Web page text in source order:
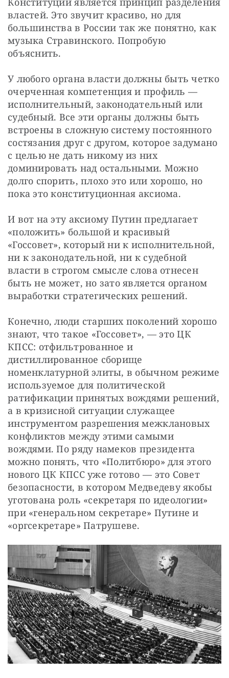
властей. Это звучит красиво, но для
большинства в России так же понятно, как
музыка Стравинского. Попробую
объяснить.
У любого органа власти должны быть четко
очерченная компетенция и профиль —
исполнительный, законодательный или
судебный. Все эти органы должны быть
встроены в сложную систему постоянного
состязания друг с другом, которое задумано
с целью не дать никому из них
доминировать над остальными. Можно
долго спорить, плохо это или хорошо, но
пока это конституционная аксиома.
И вот на эту аксиому Путин предлагает
«положить» большой и красивый
«Госсовет», который ни к исполнительной,
ни к законодательной, ни к судебной
власти в строгом смысле слова отнесен
быть не может, но зато является органом
выработки стратегических решений.
Конечно, люди старших поколений хорошо
знают, что такое «Госсовет», — это ЦК
КПСС: отфильтрованное и
дистиллированное сборище
номенклатурной элиты, в обычном режиме
используемое для политической
ратификации принятых вождями решений,
а в кризисной ситуации служащее
инструментом разрешения межклановых
конфликтов между этими самыми
вождями. По ряду намеков президента
можно понять, что «Политбюро» для этого
нового ЦК КПСС уже готово — это Совет
безопасности, в котором Медведеву якобы
уготована роль «секретаря по идеологии»
при «генеральном секретаре» Путине и
«оргсекретаре» Патрушеве.